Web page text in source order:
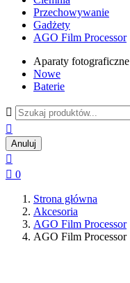
Przechowywanie
Gadżety
AGO Film Processor
Aparaty fotograficzne
Nowe
Baterie


Anuluj

 0
Strona główna
Akcesoria
AGO Film Processor
AGO Film Processor